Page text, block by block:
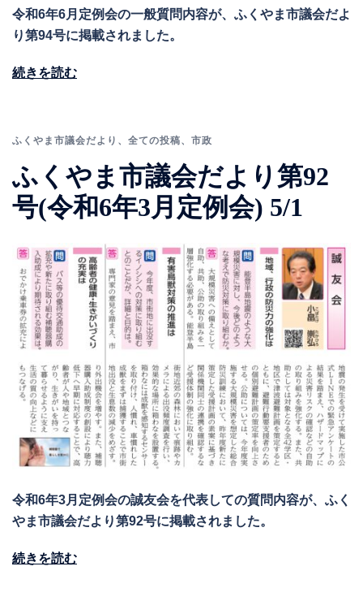
令和6年6月定例会の一般質問内容が、ふくやま市議会だよ
り第94号に掲載されました。
続きを読む
ふくやま市議会だより 、 全ての投稿、 市政
ふくやま市議会だより第92
号(令和6年3月定例会) 5/1
令和6年3月定例会の誠友会を代表しての質問内容が、ふく
やま市議会だより第92号に掲載されました。
続きを読む